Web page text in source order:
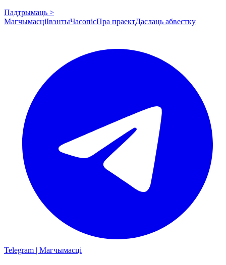
Падтрымаць >
МагчымасціІвэнтыЧасопісПра праектДаслаць абвестку
Telegram | Магчымасці